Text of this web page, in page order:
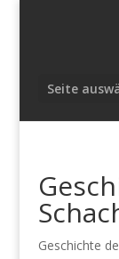
Seite
Geschichte